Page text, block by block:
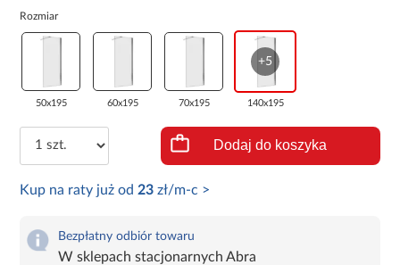
Rozmiar
50x195 60x195 70x195
+5
140x195
Dodaj do koszyka
Kup na raty już od 23 zł/m-c >
Bezpłatny odbiór towaru
W sklepach stacjonarnych Abra